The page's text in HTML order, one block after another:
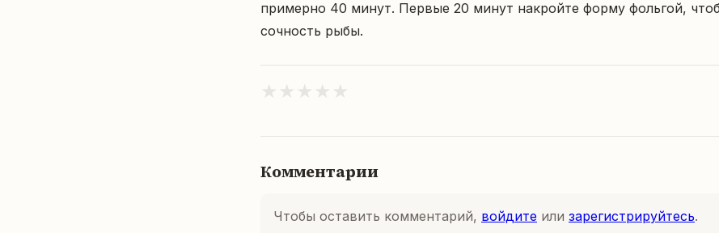
примерно 40 минут. Первые 20 минут накройте форму фольгой,
сочность рыбы.
★ ★ ★ ★ ★
Комментарии
Чтобы оставить комментарий, войдите или зарегистрируйтесь.